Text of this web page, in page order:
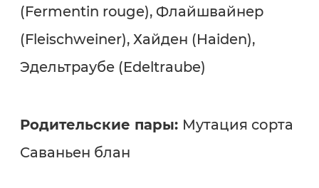
(Fermentin rouge), Флайшвайнер
(Fleischweiner), Хайден (Haiden),
Эдельтраубе (Edeltraube)
Родительские пары: Мутация сорта
Саваньен блан